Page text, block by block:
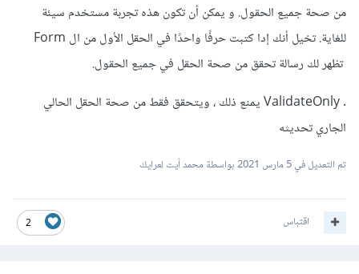
من صحة جميع الحقول. و يمكن أن تكون هذه تجربة مستخدم سيئة
للغاية. تخيل أنك إدا كتبت حرفًا واحدًا في الحقل الأول من ال Form
تظهر لك رسالة تحقق من صحة الحقل في جميع الحقول.
. ValidateOnly يمنع ذلك ، ويتحقق فقط من صحة الحقل الحالي
الجاري تحديثه
تم التعديل في5 مارس 2021 بواسطة محمد أيت لعرايك
2 اقتباس